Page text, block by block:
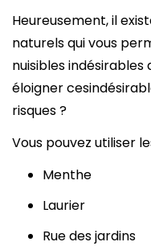
Heureusement, il
naturels qui vous
nuisibles
éloigner
risques ?
Vous pouvez utiliser
Menthe
Laurier
Rue des jardins